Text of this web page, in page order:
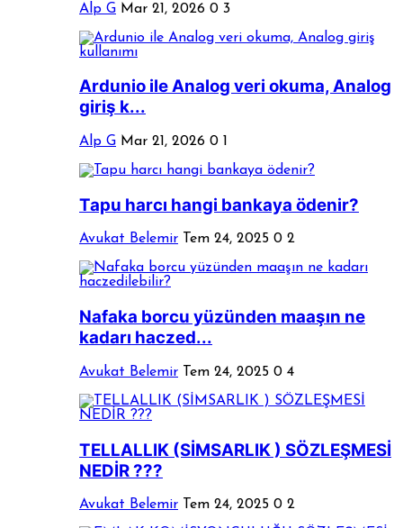
Alp G Mar 21, 2026 0 3
Ardunio ile Analog veri okuma, Analog
giriş k...
Alp G Mar 21, 2026 0 1
Tapu harcı hangi bankaya ödenir?
Avukat Belemir Tem 24, 2025 0 2
Nafaka borcu yüzünden maaşın ne
kadarı haczed...
Avukat Belemir Tem 24, 2025 0 4
TELLALLIK (SİMSARLIK ) SÖZLEŞMESİ
NEDİR ???
Avukat Belemir Tem 24, 2025 0 2